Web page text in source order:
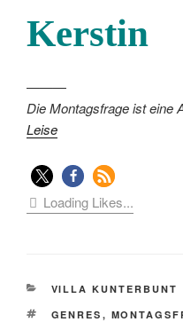
Kerstin
———
Die Montagsfrage ist eine
Leise
Loading Likes...
KATEGORIEN
VILLA KUNTERBUNT
SCHLAGWÖRTER
GENRES ,